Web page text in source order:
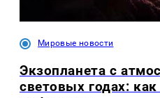
Мировые новости
Экзопланета с
световых годах: